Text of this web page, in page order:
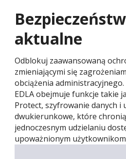
aktualne
Odblokuj zaawansowaną
zmieniającymi się
obciążenia
EDLA obejmuje funkcje takie
Protect, szyfrowanie danych i
dwukierunkowe, które
jednoczesnym udzielaniu
upoważnionym